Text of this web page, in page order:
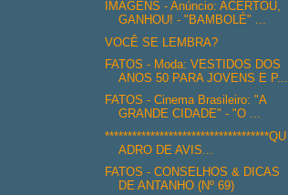
IMAGENS - Anúncio: ACERTOU,
GANHOU! - "BAMBOLÉ" ...
VOCÊ SE LEMBRA?
FATOS - Moda: VESTIDOS DOS
ANOS 50 PARA JOVENS E P...
FATOS - Cinema Brasileiro: "A
GRANDE CIDADE" - "O ...
************************************QU
ADRO DE AVIS...
FATOS - CONSELHOS & DICAS
DE ANTANHO (Nº 69)